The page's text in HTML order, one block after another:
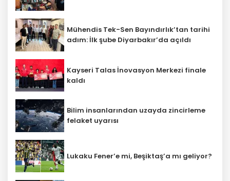
Mühendis Tek-Sen Bayındırlık’tan tarihi
adım: İlk şube Diyarbakır’da açıldı
Kayseri Talas İnovasyon Merkezi finale
kaldı
Bilim insanlarından uzayda zincirleme
felaket uyarısı
Lukaku Fener’e mi, Beşiktaş’a mı geliyor?